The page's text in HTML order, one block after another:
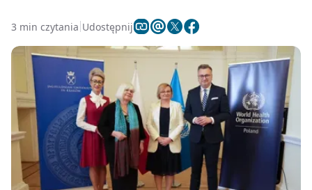
3 min czytania Udostępnij